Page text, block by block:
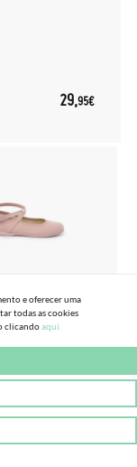
29,95€
TIPO CAMURÇA
FIVELA
e oferecer uma
todas as cookies
clicandoaqui.